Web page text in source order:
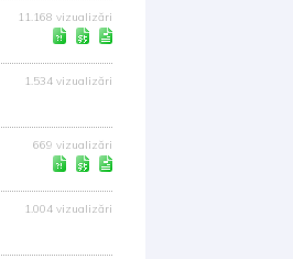
11.168 vizualizări
1.534 vizualizări
669 vizualizări
1.004 vizualizări